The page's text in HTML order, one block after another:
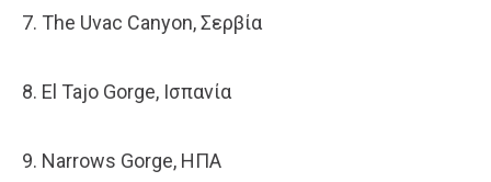
7. The Uvac Canyon, Σερβία
8. El Tajo Gorge, Ισπανία
9. Narrows Gorge, ΗΠΑ